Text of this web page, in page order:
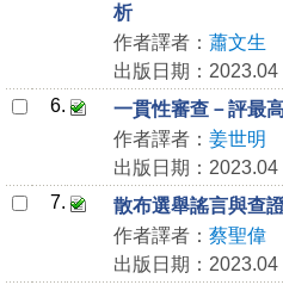
析
作者譯者： 蕭文生
出版日期：2023.04
6.
一貫性審查－評最
作者譯者： 姜世明
出版日期：2023.04
7.
散布選舉謠言與查
作者譯者： 蔡聖偉
出版日期：2023.04